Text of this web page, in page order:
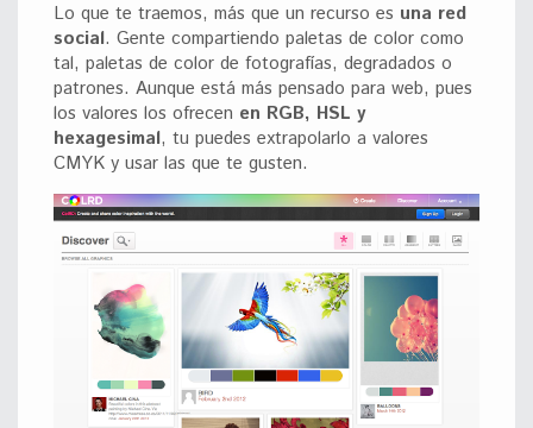
Lo que te traemos, más que un recurso es una red
social. Gente compartiendo paletas de color como
tal, paletas de color de fotografías, degradados o
patrones. Aunque está más pensado para web, pues
los valores los ofrecen en RGB, HSL y
hexagesimal, tu puedes extrapolarlo a valores
CMYK y usar las que te gusten.